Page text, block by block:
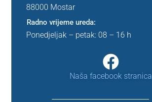
Šesti razred
Prvi razred
88000 Mostar
Radno vrijeme ureda:
Ponedjeljak – petak: 08 – 16 h
Naša facebook stranica